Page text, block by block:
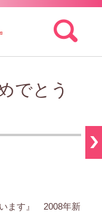
検索:
でとう
ます』 2008年新